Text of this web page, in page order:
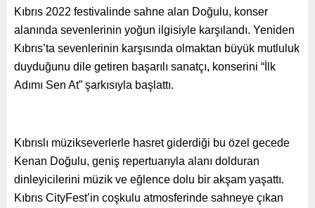
Kıbrıs 2022 festivalinde sahne alan Doğulu, konser
alanında sevenlerinin yoğun ilgisiyle karşılandı. Yeniden
Kıbrıs’ta sevenlerinin karşısında olmaktan büyük mutluluk
duyduğunu dile getiren başarılı sanatçı, konserini “ İlk
Adımı Sen At” şarkısıyla başlattı.
Kıbrıslı müzikseverlerle hasret giderdiği bu özel gecede
Kenan Doğulu, geniş repertuarıyla alanı dolduran
dinleyicilerini müzik ve eğlence dolu bir akşam yaşattı.
Kıbrıs CityFest’in coşkulu atmosferinde sahneye çıkan